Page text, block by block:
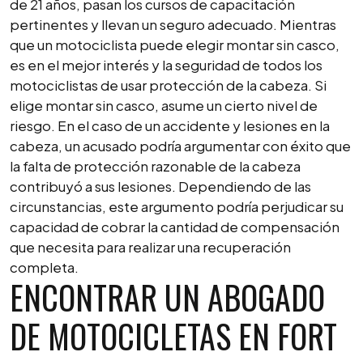
de 21 años, pasan los cursos de capacitación
pertinentes y llevan un seguro adecuado. Mientras
que un motociclista puede elegir montar sin casco,
es en el mejor interés y la seguridad de todos los
motociclistas de usar protección de la cabeza. Si
elige montar sin casco, asume un cierto nivel de
riesgo. En el caso de un accidente y lesiones en la
cabeza, un acusado podría argumentar con éxito que
la falta de protección razonable de la cabeza
contribuyó a sus lesiones. Dependiendo de las
circunstancias, este argumento podría perjudicar su
capacidad de cobrar la cantidad de compensación
que necesita para realizar una recuperación
completa.
ENCONTRAR UN ABOGADO
DE MOTOCICLETAS EN FORT